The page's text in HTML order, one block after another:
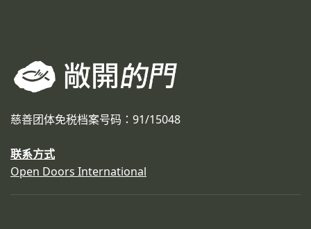
慈善团体免税档案号码：91/15048
联系方式
Open Doors International